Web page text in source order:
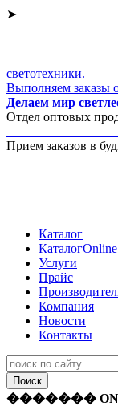
➤
светотехники.
Выполняем заказы
Делаем мир
Отдел оптовых
+7
Прием заказов в
Каталог
КаталогOnline
Услуги
Прайс
Компания
Новости
Контакты
�������